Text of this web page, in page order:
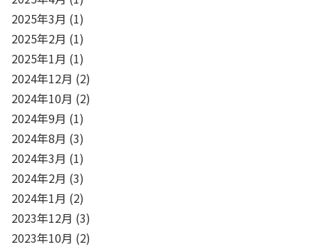
2025年3月 (1)
2025年2月 (1)
2025年1月 (1)
2024年12月 (2)
2024年10月 (2)
2024年9月 (1)
2024年8月 (3)
2024年3月 (1)
2024年2月 (3)
2024年1月 (2)
2023年12月 (3)
2023年10月 (2)